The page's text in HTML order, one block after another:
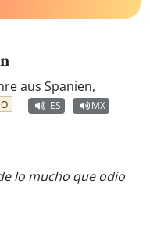
aus Spanien,
ES MX
lo mucho que odio